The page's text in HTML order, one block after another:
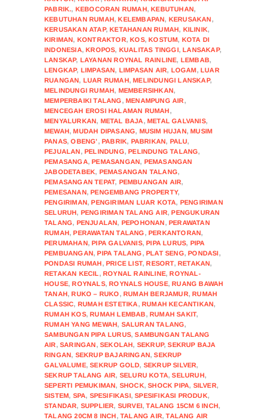
PABRIK., KEBOCORAN RUMAH,KEBUTUHAN,
KEBUTUHAN RUMAH,KELEMBAPAN, KERUSAKAN,
KERUSAKAN ATAP,KETAHANAN RUMAH, KILINIK,
KIRIMAN, KONTRAKTOR,KOS,KOSTUM, KOTA DI
INDONESIA,KROPOS, KUALITAS TINGGI,LANSAKAP,
LANSKAP, LAYANAN ROYNAL RAINLINE, LEMBAB,
LENGKAP, LIMPASAN, LIMPASAN AIR, LOGAM,LUAR
RUANGAN, LUAR RUMAH,MELINDUNGI LANSKAP,
MELINDUNGI RUMAH, MEMBERSIHKAN,
MEMPERBAIKI TALANG ,MENAMPUNG AIR,
MENCEGAH EROSI HALAMAN RUMAH,
MENYALURKAN, METAL BAJA,METAL GALVANIS,
MEWAH,MUDAH DIPASANG, MUSIM HUJAN,MUSIM
PANAS,OBENG' ,PABRIK, PABRIKAN, PALU,
PEJUALAN,PELINDUNG,PELINDUNG TALANG,
PEMASANGA,PEMASANGAN, PEMASANGAN
JABODETABEK, PEMASANGAN TALANG,
PEMASANGAN TEPAT, PEMBUANGAN AIR,
PEMESANAN,PENGEMBANG PROPERTY,
PENGIRIMAN,PENGIRIMAN LUAR KOTA, PENGIRIMAN
SELURUH, PENGIRIMAN TALANG AIR,PENGUKURAN
TALANG, PENJUALAN, PEPOHONAN,PERAWATAN
RUMAH,PERAWATAN TALANG ,PERKANTORAN,
PERUMAHAN,PIPA GALVANIS,PIPA LURUS, PIPA
PEMBUANGAN,PIPA TALANG ,PLAT SENG,PONDASI,
PONDASI RUMAH,PRICE LIST,RESORT,RETAKAN,
RETAKAN KECIL ,ROYNAL RAINLINE,ROYNAL-
HOUSE,ROYNALS,ROYNALS HOUSE,RUANG BAWAH
TANAH,RUKO – RUKO ,RUMAH BERJAMUR,RUMAH
CLASSIC, RUMAH ESTETIKA,RUMAH KECANTIKAN,
RUMAH KOS,RUMAH LEMBAB,RUMAH SAKIT,
RUMAH YANG MEWAH, SALURAN TALANG,
SAMBUNGAN PIPA LURUS,SAMBUNGAN TALANG
AIR,SARINGAN,SEKOLAH, SEKRUP,SEKRUP BAJA
RINGAN, SEKRUP BAJARINGAN,SEKRUP
GALVALUME,SEKRUP GOLD, SEKRUP SILVER,
SEKRUP TALANG AIR, SELURU KOTA,SELURUH,
SEPERTI PEMUKIMAN, SHOCK,SHOCK PIPA, SILVER,
SISTEM, SPA, SPESIFIKASI,SPESIFIKASI PRODUK,
STANDAR, SUPPLIER, SURVEI,TALANG 15CM 6 INCH,
TALANG 20CM 8 INCH,TALANG AIR,TALANG AIR